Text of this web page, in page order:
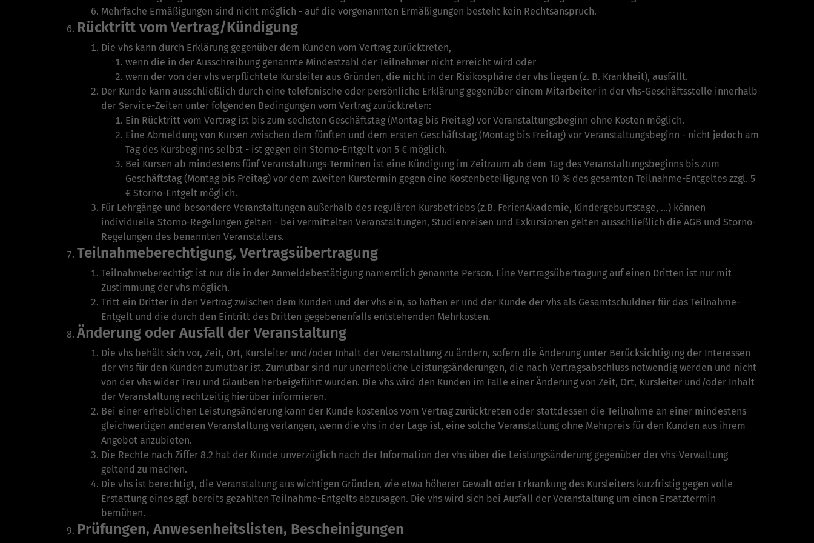
Mehrfache Ermäßigungen sind nicht möglich - auf die vorgenannten Ermäßigungen besteht kein Rechtsanspruch.
Rücktritt vom Vertrag/Kündigung
Die vhs kann durch Erklärung gegenüber dem Kunden vom Vertrag zurücktreten,
wenn die in der Ausschreibung genannte Mindestzahl der Teilnehmer nicht er­reicht wird oder
wenn der von der vhs verpflichtete Kursleiter aus Gründen, die nicht in der Risiko­sphäre der vhs liegen (z. B. Krankheit), ausfällt.
Der Kunde kann ausschließlich durch eine telefonische oder persönliche Erklärung gegen­über einem Mitarbeiter in der vhs-Geschäftsstelle innerhalb
der Service-Zeiten unter folgenden Bedingungen vom Vertrag zurücktreten:
Ein Rücktritt vom Vertrag ist bis zum sechsten Geschäftstag (Montag bis Freitag) vor Veranstaltungs­beginn ohne Kosten möglich.
Eine Abmeldung von Kursen zwischen dem fünften und dem ersten Geschäfts­tag (Montag bis Freitag) vor Veranstaltungsbeginn - nicht jedoch am
Tag des Kursbeginns selbst - ist gegen ein Storno-Entgelt von 5 € möglich.
Bei Kursen ab mindestens fünf Veranstaltungs-Terminen ist eine Kündigung im Zeitraum ab dem Tag des Veranstaltungsbeginns bis zum
Geschäftstag (Montag bis Freitag) vor dem zweiten Kurstermin gegen eine Kostenbeteiligung von 10 % des gesamten Teilnahme-Entgeltes zzgl. 5
€ Storno-Entgelt möglich.
Für Lehrgänge und be­sondere Veranstaltungen außerhalb des regulären Kurs­betriebs (z.B. FerienAkademie, Kinder­geburtstage, …) können
individuelle Storno-Regelungen gelten - bei vermittelten Veranstaltungen, Studienreisen und Ex­kursi­onen gelten ausschließlich die AGB und Storno-
Regelungen des benannten Veran­stalters.
Teilnahmeberechtigung, Vertragsübertragung
Teilnahmeberechtigt ist nur die in der Anmeldebestätigung namentlich genannte Person. Eine Vertragsübertragung auf einen Dritten ist nur mit
Zustimmung der vhs möglich.
Tritt ein Dritter in den Vertrag zwischen dem Kunden und der vhs ein, so haften er und der Kunde der vhs als Gesamtschuldner für das Teilnahme-
Entgelt und die durch den Eintritt des Dritten gegebenenfalls entstehenden Mehrkosten.
Änderung oder Ausfall der Veranstaltung
Die vhs behält sich vor, Zeit, Ort, Kursleiter und/oder Inhalt der Veranstaltung zu ändern, sofern die Änderung unter Berücksichtigung der Interessen
der vhs für den Kunden zumutbar ist. Zumutbar sind nur unerhebliche Leistungsänderungen, die nach Vertragsabschluss notwendig werden und nicht
von der vhs wider Treu und Glauben herbeigeführt wurden. Die vhs wird den Kunden im Falle einer Änderung von Zeit, Ort, Kursleiter und/oder Inhalt
der Veranstaltung rechtzeitig hierüber informieren.
Bei einer erheblichen Leistungsänderung kann der Kunde kostenlos vom Vertrag zurücktreten oder stattdessen die Teilnahme an einer mindestens
gleichwertigen anderen Veranstaltung verlangen, wenn die vhs in der Lage ist, eine solche Ver­anstaltung ohne Mehrpreis für den Kunden aus ihrem
Angebot anzubieten.
Die Rechte nach Ziffer 8.2 hat der Kunde unverzüglich nach der Information der vhs über die Leistungsänderung gegenüber der vhs-Verwaltung
geltend zu machen.
Die vhs ist berechtigt, die Veranstaltung aus wichtigen Gründen, wie etwa höherer Gewalt oder Erkrankung des Kursleiters kurzfristig gegen volle
Erstattung eines ggf. bereits gezahlten Teilnahme-Entgelts abzusagen. Die vhs wird sich bei Ausfall der Veranstaltung um einen Ersatztermin
bemühen.
Prüfungen, Anwesenheitslisten, Bescheinigungen